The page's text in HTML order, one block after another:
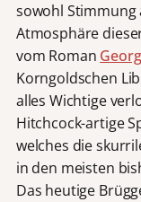
sowohl Stimmung
Atmosphäre
vom Roman
Korngoldschen
alles Wichtige
Hitchcock-artige
welches die
in den meisten
Das heutige